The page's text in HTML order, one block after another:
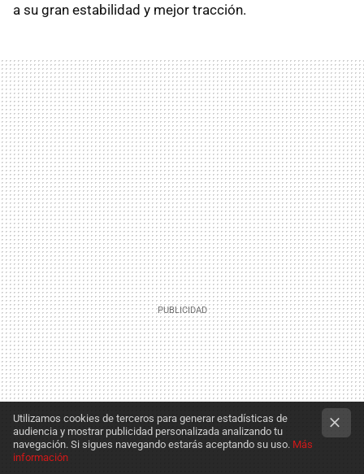
a su gran estabilidad y mejor tracción.
Utilizamos cookies de terceros para generar estadísticas de
audiencia y mostrar publicidad personalizada analizando tu
navegación. Si sigues navegando estarás aceptando su uso. Más
información